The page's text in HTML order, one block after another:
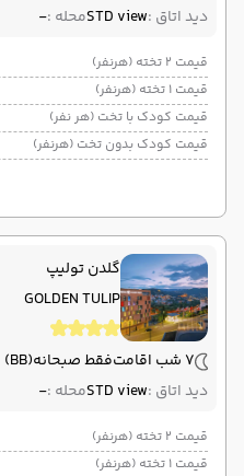
دید اتاق :STD viewمحله :-
قیمت 2 تخته (هرنفر)
قیمت 1 تخته (هرنفر)
قیمت کودک با تخت (هر نفر)
قیمت کودک بدون تخت (هرنفر)
گلدن تولیپ
GOLDEN TULIP
7 شب اقامت فقط صبحانه(BB)
دید اتاق :STD viewمحله :-
قیمت 2 تخته (هرنفر)
قیمت 1 تخته (هرنفر)